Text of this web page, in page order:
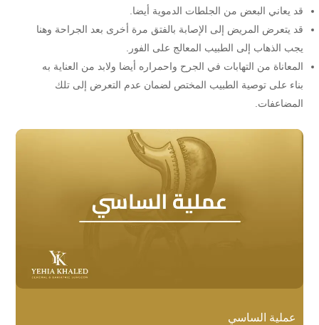
عملية الساسي
قد يعاني البعض من الجلطات الدموية أيضا.
قد يتعرض المريض إلى الإصابة بالفتق مرة أخرى بعد الجراحة وهنا
يجب الذهاب إلى الطبيب المعالج على الفور.
المعاناة من التهابات في الجرح واحمراره أيضا ولابد من العناية به
بناء على توصية الطبيب المختص لضمان عدم التعرض إلى تلك
المضاعفات.